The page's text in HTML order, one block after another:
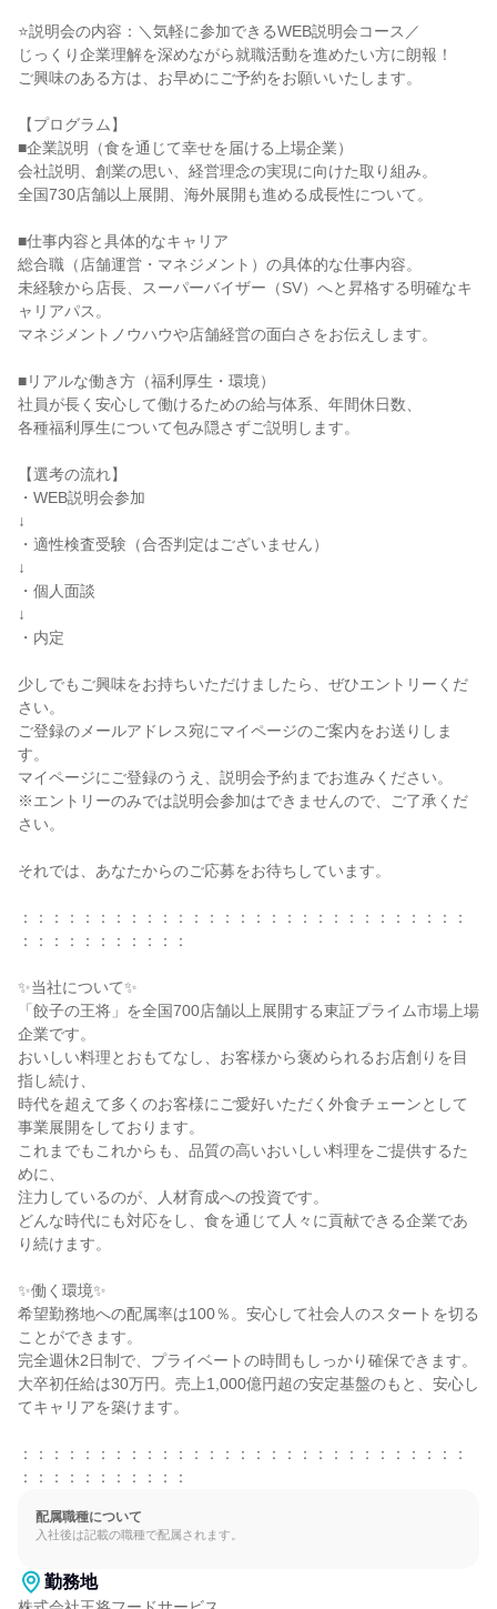
⭐説明会の内容：＼気軽に参加できるWEB説明会コース／
じっくり企業理解を深めながら就職活動を進めたい方に朗報！
ご興味のある方は、お早めにご予約をお願いいたします。
【プログラム】
■企業説明（食を通じて幸せを届ける上場企業）
会社説明、創業の思い、経営理念の実現に向けた取り組み。
全国730店舗以上展開、海外展開も進める成長性について。
■仕事内容と具体的なキャリア
総合職（店舗運営・マネジメント）の具体的な仕事内容。
未経験から店長、スーパーバイザー（SV）へと昇格する明確なキ
ャリアパス。
マネジメントノウハウや店舗経営の面白さをお伝えします。
■リアルな働き方（福利厚生・環境）
社員が長く安心して働けるための給与体系、年間休日数、
各種福利厚生について包み隠さずご説明します。
【選考の流れ】
・WEB説明会参加
↓
・適性検査受験（合否判定はございません）
↓
・個人面談
↓
・内定
少しでもご興味をお持ちいただけましたら、ぜひエントリーくだ
さい。
ご登録のメールアドレス宛にマイページのご案内をお送りしま
す。
マイページにご登録のうえ、説明会予約までお進みください。
※エントリーのみでは説明会参加はできませんので、ご了承くだ
さい。
それでは、あなたからのご応募をお待ちしています。
：：：：：：：：：：：：：：：：：：：：：：：：：：：：：
：：：：：：：：：：：
✨当社について✨
「餃子の王将」を全国700店舗以上展開する東証プライム市場上場
企業です。
おいしい料理とおもてなし、お客様から褒められるお店創りを目
指し続け、
時代を超えて多くのお客様にご愛好いただく外食チェーンとして
事業展開をしております。
これまでもこれからも、品質の高いおいしい料理をご提供するた
めに、
注力しているのが、人材育成への投資です。
どんな時代にも対応をし、食を通じて人々に貢献できる企業であ
り続けます。
✨働く環境✨
希望勤務地への配属率は100％。安心して社会人のスタートを切る
ことができます。
完全週休2日制で、プライベートの時間もしっかり確保できます。
大卒初任給は30万円。売上1,000億円超の安定基盤のもと、安心し
てキャリアを築けます。
：：：：：：：：：：：：：：：：：：：：：：：：：：：：：
：：：：：：：：：：：
配属職種について
入社後は記載の職種で配属されます。
勤務地